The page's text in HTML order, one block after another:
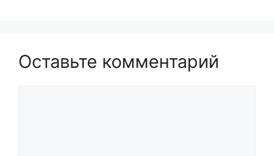
Оставьте комментарий